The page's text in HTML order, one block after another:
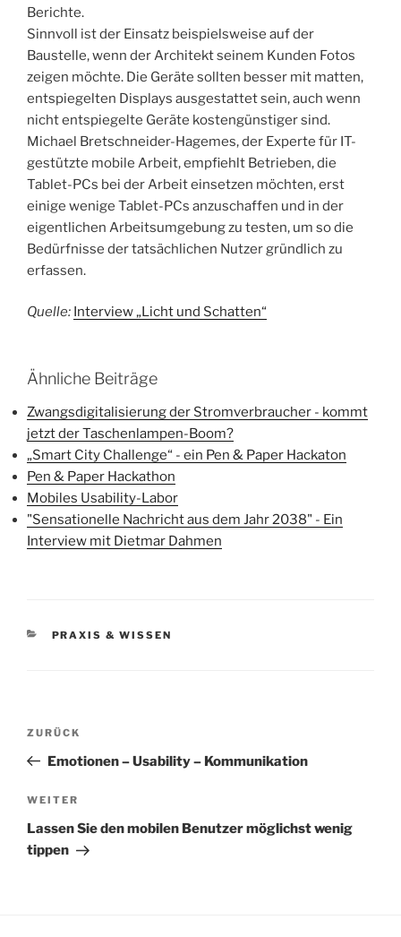
Berichte.
Sinnvoll ist der Einsatz beispielsweise auf der
Baustelle, wenn der Architekt seinem Kunden Fotos
zeigen möchte. Die Geräte sollten besser mit matten,
entspiegelten Displays ausgestattet sein, auch wenn
nicht entspiegelte Geräte kostengünstiger sind.
Michael Bretschneider-Hagemes, der Experte für IT-
gestützte mobile Arbeit, empfiehlt Betrieben, die
Tablet-PCs bei der Arbeit einsetzen möchten, erst
einige wenige Tablet-PCs anzuschaffen und in der
eigentlichen Arbeitsumgebung zu testen, um so die
Bedürfnisse der tatsächlichen Nutzer gründlich zu
erfassen.
Quelle: Interview „Licht und Schatten“
Ähnliche Beiträge
Zwangsdigitalisierung der Stromverbraucher - kommt
jetzt der Taschenlampen-Boom?
„Smart City Challenge“ - ein Pen & Paper Hackaton
Pen & Paper Hackathon
Mobiles Usability-Labor
"Sensationelle Nachricht aus dem Jahr 2038" - Ein
Interview mit Dietmar Dahmen
KATEGORIEN
PRAXIS & WISSEN
Beitragsnavigation
Vorheriger
Beitrag
ZURÜCK
Emotionen – Usability – Kommunikation
Nächster
Beitrag
WEITER
Lassen Sie den mobilen Benutzer möglichst wenig
tippen